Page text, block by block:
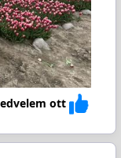
ott